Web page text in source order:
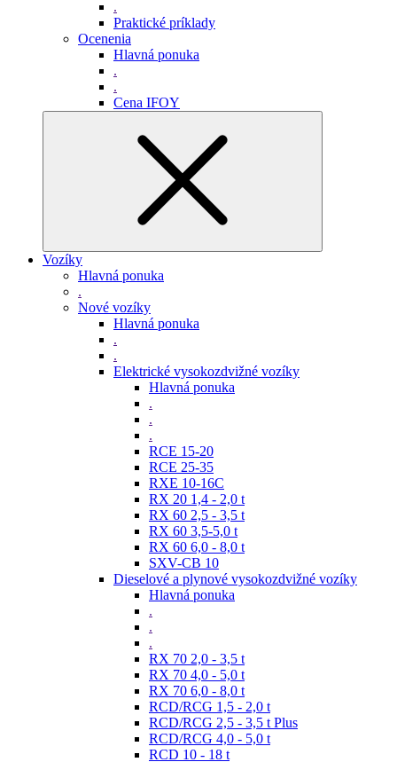
.
Praktické príklady
Ocenenia
Hlavná ponuka
.
.
Cena IFOY
Vozíky
Hlavná ponuka
.
Nové vozíky
Hlavná ponuka
.
.
Elektrické vysokozdvižné vozíky
Hlavná ponuka
.
.
.
RCE 15-20
RCE 25-35
RXE 10-16C
RX 20 1,4 - 2,0 t
RX 60 2,5 - 3,5 t
RX 60 3,5-5,0 t
RX 60 6,0 - 8,0 t
SXV-CB 10
Dieselové a plynové vysokozdvižné vozíky
Hlavná ponuka
.
.
.
RX 70 2,0 - 3,5 t
RX 70 4,0 - 5,0 t
RX 70 6,0 - 8,0 t
RCD/RCG 1,5 - 2,0 t
RCD/RCG 2,5 - 3,5 t Plus
RCD/RCG 4,0 - 5,0 t
RCD 10 - 18 t